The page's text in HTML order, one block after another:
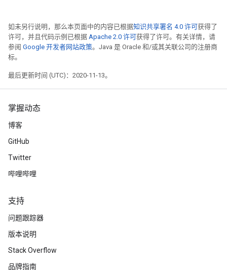
如未另行说明，那么本页面中的内容已根据知识共享署名 4.0 许可获得了
许可，并且代码示例已根据 Apache 2.0 许可获得了许可。有关详情，请
参阅 Google 开发者网站政策。Java 是 Oracle 和/或其关联公司的注册商
标。
最后更新时间 (UTC)：2020-11-13。
掌握动态
博客
GitHub
Twitter
哔哩哔哩
支持
问题跟踪器
版本说明
Stack Overflow
品牌指南